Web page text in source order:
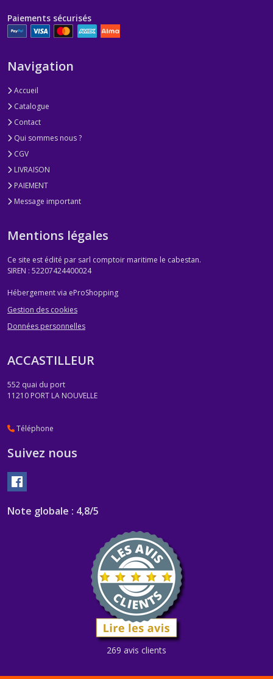
Paiements sécurisés
Navigation
Accueil
Catalogue
Contact
Qui sommes nous ?
CGV
LIVRAISON
PAIEMENT
Message important
Mentions légales
Ce site est édité par sarl comptoir maritime le cabestan.
SIREN : 52207424400024
Hébergement via eProShopping
Gestion des cookies
Données personnelles
ACCASTILLEUR
552 quai du port
11210 PORT LA NOUVELLE
Téléphone
Suivez nous
Note globale : 4,8/5
269 avis clients